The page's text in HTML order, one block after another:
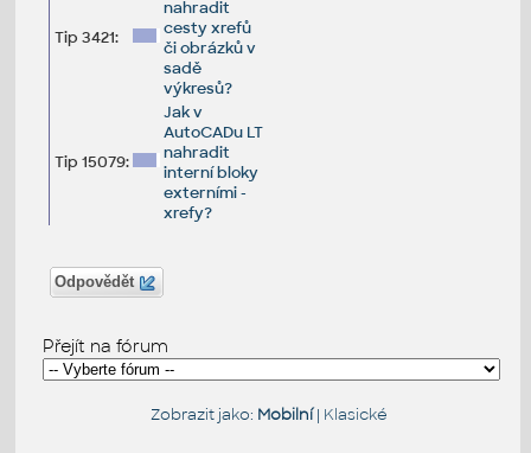
Tip 3421:
nahradit
cesty xrefů
či obrázků v
sadě
výkresů?
Tip 15079:
Jak v
AutoCADu LT
nahradit
interní bloky
externími -
xrefy?
Odpovědět
Přejít na fórum
Zobrazit jako: Mobilní| Klasické